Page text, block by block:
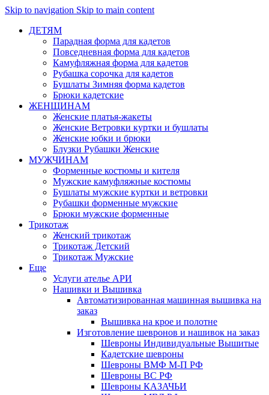
Skip to navigation Skip to main content
ДЕТЯМ
Парадная форма для кадетов
Повседневная форма для кадетов
Камуфляжная форма для кадетов
Рубашка сорочка для кадетов
Бушлаты Зимняя форма кадетов
Брюки кадетские
ЖЕНЩИНАМ
Женские платья-жакеты
Женские Ветровки куртки и бушлаты
Женские юбки и брюки
Блузки Рубашки Женские
МУЖЧИНАМ
Форменные костюмы и кителя
Мужские камуфляжные костюмы
Бушлаты мужские куртки и ветровки
Рубашки форменные мужские
Брюки мужские форменные
Трикотаж
Женский трикотаж
Трикотаж Детский
Трикотаж Мужские
Еще
Услуги ателье АРИ
Нашивки и Вышивка
Автоматизированная машинная вышивка на
заказ
Вышивка на крое и полотне
Изготовление шевронов и нашивок на заказ
Шевроны Индивидуальные Вышитые
Кадетские шевроны
Шевроны ВМФ М-П РФ
Шевроны ВС РФ
Шевроны КАЗАЧЬИ